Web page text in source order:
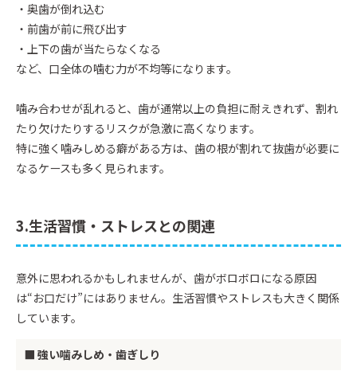
・奥歯が倒れ込む
・前歯が前に飛び出す
・上下の歯が当たらなくなる
など、口全体の噛む力が不均等になります。
噛み合わせが乱れると、歯が通常以上の負担に耐えきれず、割れ
たり欠けたりするリスクが急激に高くなります。
特に強く噛みしめる癖がある方は、歯の根が割れて抜歯が必要に
なるケースも多く見られます。
3.生活習慣・ストレスとの関連
意外に思われるかもしれませんが、歯がボロボロになる原因
は“お口だけ”にはありません。生活習慣やストレスも大きく関係
しています。
■ 強い噛みしめ・歯ぎしり